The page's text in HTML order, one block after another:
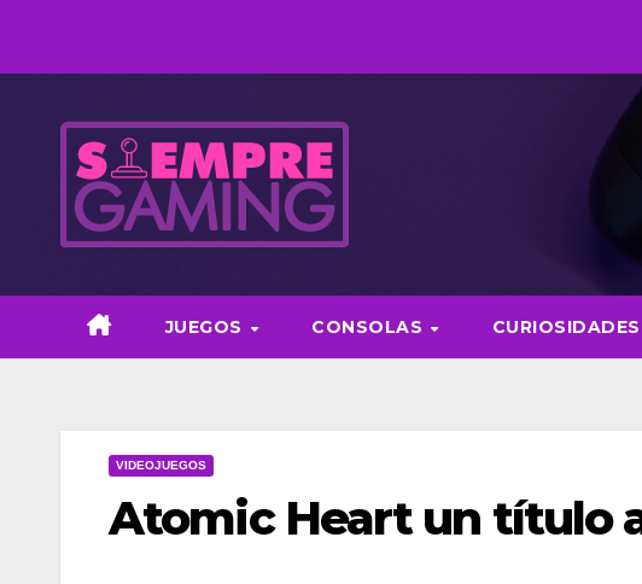
JUEGOS CONSOLAS CURIOSIDADES
VIDEOJUEGOS
Atomic Heart un título